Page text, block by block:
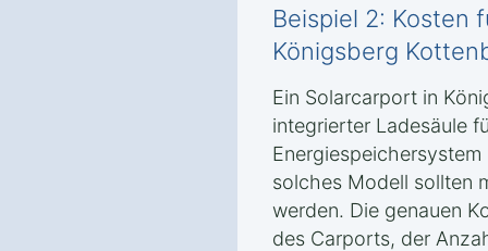
Beispiel 2: Kosten
Königsberg
Ein Solarcarport in
integrierter Ladesäule
solches Modell sollten
werden. Die genauen
des Carports, der